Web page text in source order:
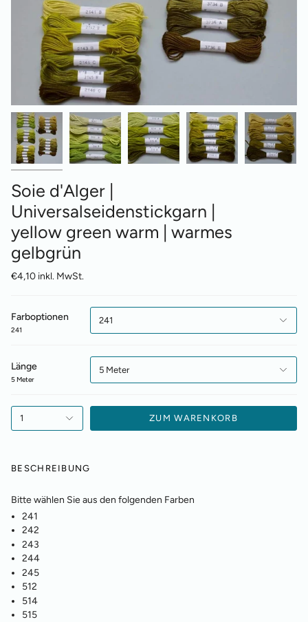
Soie d'Alger |
Universalseidenstickgarn |
yellow green warm | warmes
gelbgrün
€4,10 inkl. MwSt.
Farboptionen
241
241
Länge
5 Meter
5 Meter
1 ZUM WARENKORB
BESCHREIBUNG
Bitte wählen Sie aus den folgenden Farben
241
242
243
244
245
512
514
515